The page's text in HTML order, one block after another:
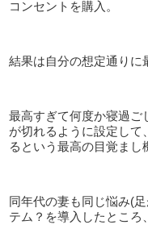
コンセントを購入。
結果は自分の想定通りに
最高すぎて何度か寝過ご
が切れるように設定して
るという最高の目覚まし
同年代の妻も同じ悩み(
テム？を導入したところ